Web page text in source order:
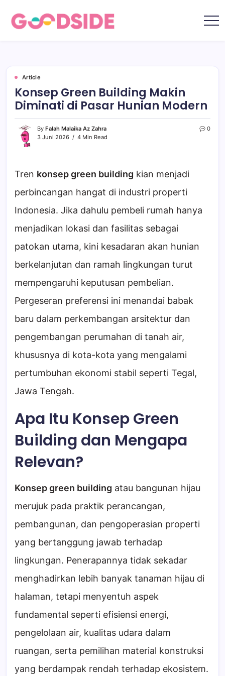
Gen
Indonesia
tentang
film,
teknologi,
gadget,
musik,
Article
Konsep Green Building Makin
Diminati di Pasar Hunian Modern
By Falah Malaika Az Zahra
3 Juni 2026
4 Min Read
0
Tren konsep green building kian menjadi
perbincangan hangat di industri properti
Indonesia. Jika dahulu pembeli rumah hanya
menjadikan lokasi dan fasilitas sebagai
patokan utama, kini kesadaran akan hunian
berkelanjutan dan ramah lingkungan turut
mempengaruhi keputusan pembelian.
Pergeseran preferensi ini menandai babak
baru dalam perkembangan arsitektur dan
pengembangan perumahan di tanah air,
khususnya di kota-kota yang mengalami
pertumbuhan ekonomi stabil seperti Tegal,
Jawa Tengah.
Apa Itu Konsep Green
Building dan Mengapa
Relevan?
Konsep green building atau bangunan hijau
merujuk pada praktik perancangan,
pembangunan, dan pengoperasian properti
yang bertanggung jawab terhadap
lingkungan. Penerapannya tidak sekadar
menghadirkan lebih banyak tanaman hijau di
halaman, tetapi menyentuh aspek
fundamental seperti efisiensi energi,
pengelolaan air, kualitas udara dalam
ruangan, serta pemilihan material konstruksi
yang berdampak rendah terhadap ekosistem.